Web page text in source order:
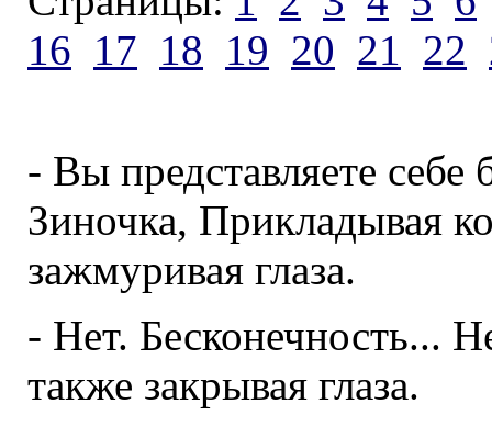
16 17 18 19 20 21 22
- Вы представляете себе
Зиночка, Прикладывая
зажмуривая глаза.
- Нет. Бесконечность...
также закрывая глаза.